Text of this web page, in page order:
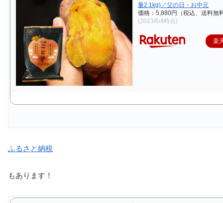
量2.1kg)／父の日・お中元
価格：5,880円（税込、送料無
(2023/6/4時点)
楽
ふるさと納税
もあります！